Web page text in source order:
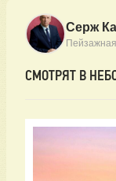
Серж
СМОТРЯТ В